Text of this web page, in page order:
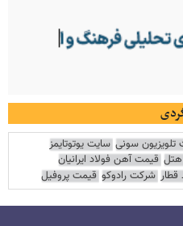
تلویزیون سونی سایت یوتوتایمز
قیمت آهن فولاد ایرانیان
قطار شرکت رادوکو قیمت پروفیل